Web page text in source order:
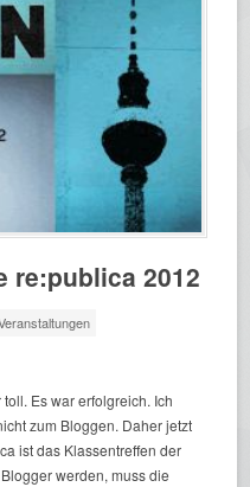
re:publica 2012
Es war erfolgreich. Ich
zum Bloggen. Daher jetzt
ist das Klassentreffen der
werden, muss die